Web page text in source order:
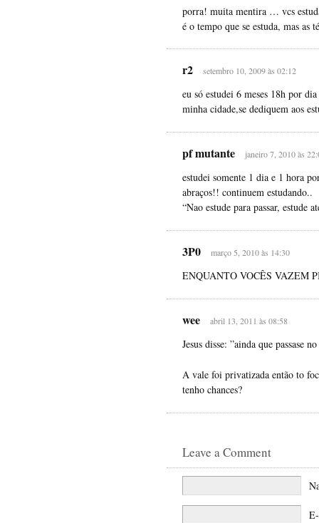
porra! muita mentira … vcs
é o tempo que se estuda, mas
r2 setembro 10, 2009 às 02:12
eu só estudei 6 meses 18h por
minha cidade,se dediquem aos
pf mutante janeiro 7, 2010 às
estudei somente 1 dia e 1 hora
abraços!! continuem estudando..
“Nao estude para passar, estude
3P0 março 5, 2010 às 14:30
ENQUANTO VOCÊS VAZEM
wee abril 13, 2011 às 08:58
Jesus disse: ”ainda que passase
A vale foi privatizada então to
tenho chances?
Leave a Comment